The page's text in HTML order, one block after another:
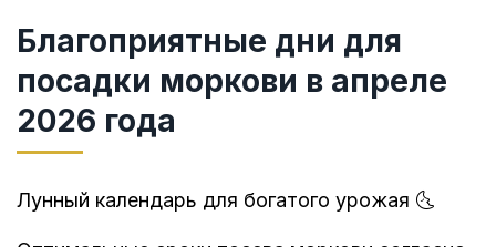
Благоприятные дни для
посадки моркови в апреле
2026 года
Лунный календарь для богатого урожая 🌜